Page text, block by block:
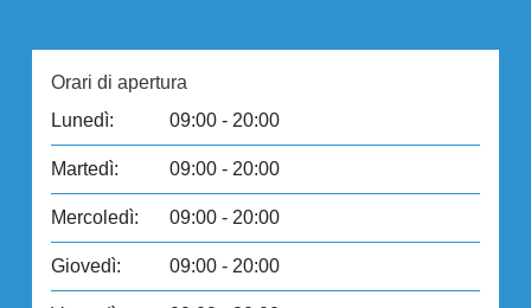
Orari di apertura
Lunedì:
09:00 - 20:00
Martedì: 09:00 - 20:00
Mercoledì: 09:00 - 20:00
Giovedì: 09:00 - 20:00